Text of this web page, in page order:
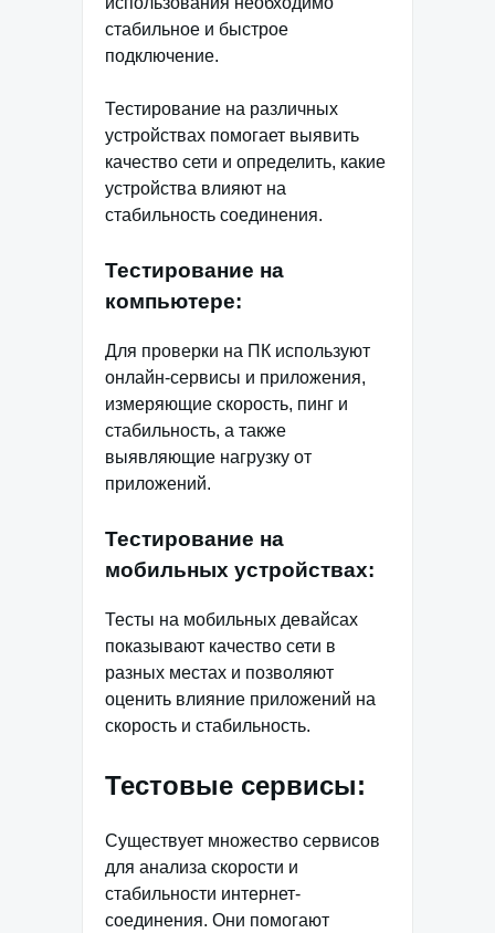
стабильное и быстрое
подключение.
Тестирование на различных
устройствах помогает выявить
качество сети и определить, какие
устройства влияют на
стабильность соединения.
Тестирование на
компьютере:
Для проверки на ПК используют
онлайн-сервисы и приложения,
измеряющие скорость, пинг и
стабильность, а также
выявляющие нагрузку от
приложений.
Тестирование на
мобильных устройствах:
Тесты на мобильных девайсах
показывают качество сети в
разных местах и позволяют
оценить влияние приложений на
скорость и стабильность.
Тестовые сервисы:
Существует множество сервисов
для анализа скорости и
стабильности интернет-
соединения. Они помогают